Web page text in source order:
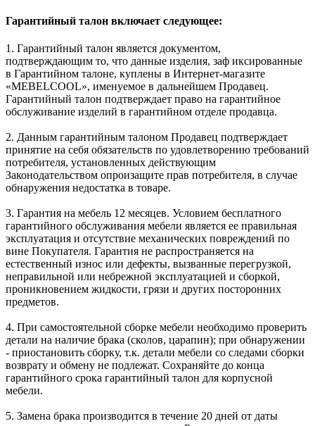
Гарантийный талон включает следующее:
1. Гарантийный талон является документом,
подтверждающим то, что данные изделия, заф иксированные
в Гарантийном талоне, куплены в Интернет-магазите
«MEBELCOOL», именуемое в дальнейшем Продавец.
Гарантийный талон подтверждает право на гарантийное
обслуживание изделий в гарантийном отделе продавца.
2. Данным гарантийным талоном Продавец подтверждает
принятие на себя обязательств по удовлетворению требований
потребителя, установленных действующим
Законодательством опроизащите прав потребителя, в случае
обнаружения недостатка в товаре.
3. Гарантия на мебель 12 месяцев. Условием бесплатного
гарантийного обслуживания мебели является ее правильная
эксплуатация и отсутствие механических повреждений по
вине Покупателя. Гарантия не распространяется на
естественный износ или дефекты, вызванные перегрузкой,
неправильной или небрежной эксплуатацией и сборкой,
проникновением жидкости, грязи и других посторонних
предметов.
4. При самостоятельной сборке мебели необходимо проверить
детали на наличие брака (сколов, царапин); при обнаружении
- приостановить сборку, т.к. детали мебели со следами сборки
возврату и обмену не подлежат. Сохраняйте до конца
гарантийного срока гарантийный талон для корпусной
мебели.
5. Замена брака производится в течение 20 дней от даты